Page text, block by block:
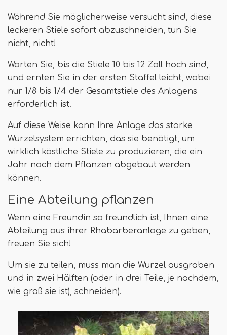
Während Sie möglicherweise versucht sind, diese
leckeren Stiele sofort abzuschneiden, tun Sie
nicht, nicht!
Warten Sie, bis die Stiele 10 bis 12 Zoll hoch sind,
und ernten Sie in der ersten Staffel leicht, wobei
nur 1/8 bis 1/4 der Gesamtstiele des Anlagens
erforderlich ist.
Auf diese Weise kann Ihre Anlage das starke
Wurzelsystem errichten, das sie benötigt, um
wirklich köstliche Stiele zu produzieren, die ein
Jahr nach dem Pflanzen abgebaut werden
können.
Eine Abteilung pflanzen
Wenn eine Freundin so freundlich ist, Ihnen eine
Abteilung aus ihrer Rhabarberanlage zu geben,
freuen Sie sich!
Um sie zu teilen, muss man die Wurzel ausgraben
und in zwei Hälften (oder in drei Teile, je nachdem,
wie groß sie ist), schneiden).